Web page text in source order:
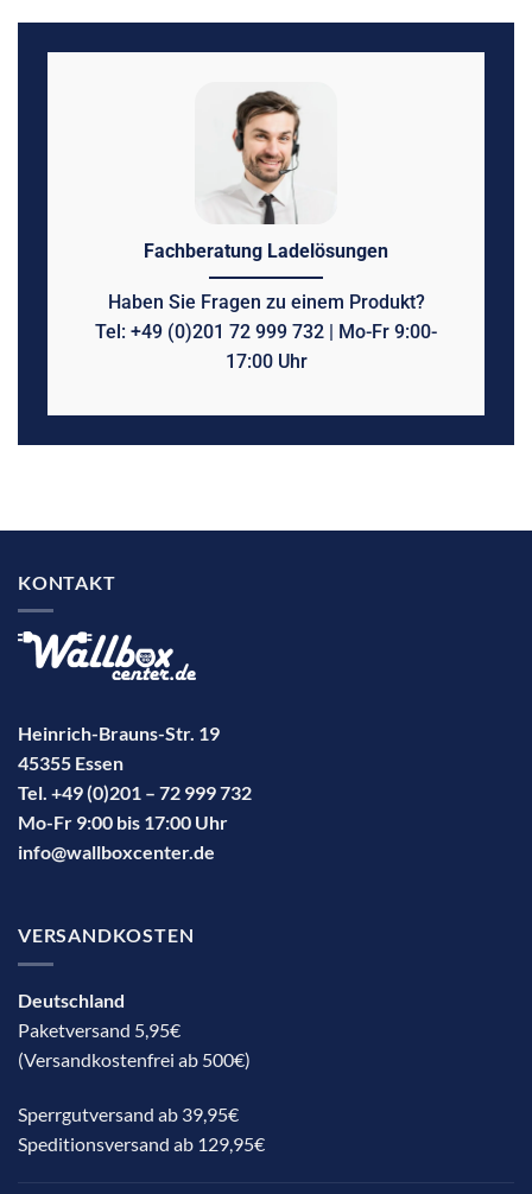
Fachberatung Ladelösungen
Haben Sie Fragen zu einem Produkt?
Tel: +49 (0)201 72 999 732 | Mo-Fr 9:00-
17:00 Uhr
KONTAKT
Heinrich-Brauns-Str. 19
45355 Essen
Tel. +49 (0)201 – 72 999 732
Mo-Fr 9:00 bis 17:00 Uhr
info@wallboxcenter.de
VERSANDKOSTEN
Deutschland
Paketversand 5,95€
(Versandkostenfrei ab 500€)
Sperrgutversand ab 39,95€
Speditionsversand ab 129,95€